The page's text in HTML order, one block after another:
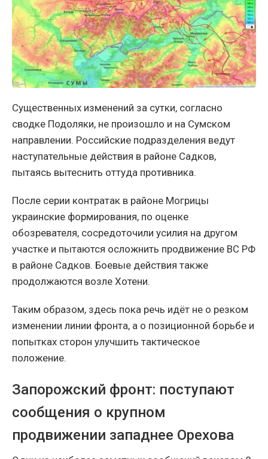
Существенных изменений за сутки, согласно
сводке Подоляки, не произошло и на Сумском
направлении. Российские подразделения ведут
наступательные действия в районе Садков,
пытаясь вытеснить оттуда противника.
После серии контратак в районе Могрицы
украинские формирования, по оценке
обозревателя, сосредоточили усилия на другом
участке и пытаются осложнить продвижение ВС РФ
в районе Садков. Боевые действия также
продолжаются возле Хотени.
Таким образом, здесь пока речь идёт не о резком
изменении линии фронта, а о позиционной борьбе и
попытках сторон улучшить тактическое
положение.
Запорожский фронт: поступают
сообщения о крупном
продвижении западнее Орехова